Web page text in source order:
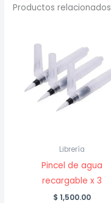
Productos relacionados
Librería
Pincel de agua
recargable x 3
$ 1,500.00